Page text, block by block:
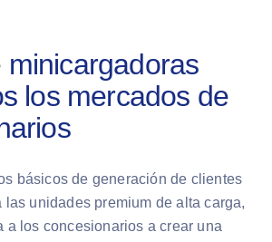
los mercados de
básicos de generación de clientes
las unidades premium de alta carga,
a los concesionarios a crear una